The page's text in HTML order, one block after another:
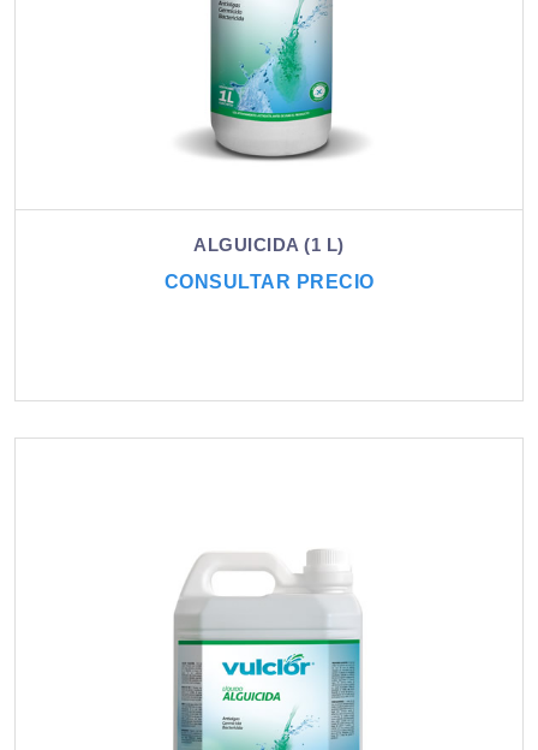
ALGUICIDA (1 L)
CONSULTAR PRECIO